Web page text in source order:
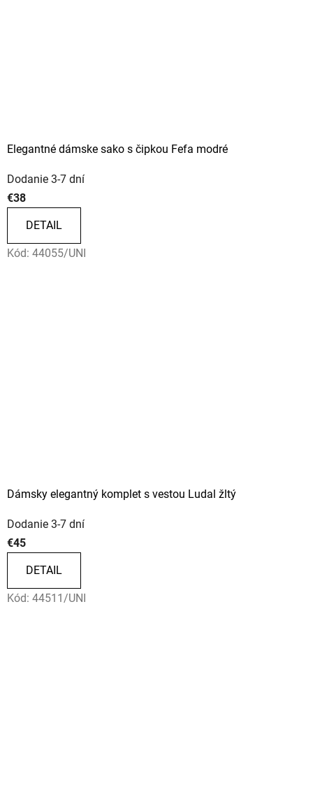
Elegantné dámske sako s čipkou Fefa modré
Dodanie 3-7 dní
€38
DETAIL
Kód: 44055/UNI
Dámsky elegantný komplet s vestou Ludal žltý
Dodanie 3-7 dní
€45
DETAIL
Kód: 44511/UNI